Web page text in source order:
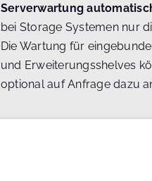
Serverwartung
bei Storage Systemen nur
Die Wartung für
und Erweiterungsshelves
optional auf Anfrage dazu